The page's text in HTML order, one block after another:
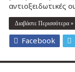
αντιοξειδωτικές
Διαβάστε Περισσότερα »
Facebook